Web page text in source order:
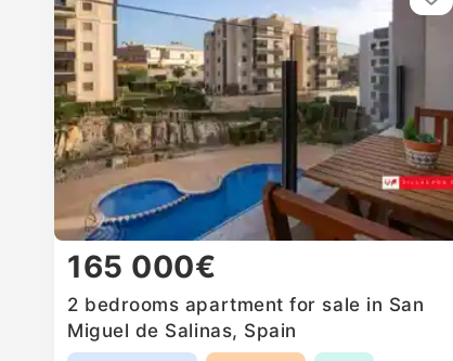
165 000€
2 bedrooms apartment for sale in San
Miguel de Salinas, Spain